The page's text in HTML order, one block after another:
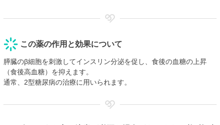
この薬の作用と効果について
膵臓のβ細胞を刺激してインスリン分泌を促し、食後の血糖の上昇
（食後高血糖）を抑えます。
通常、2型糖尿病の治療に用いられます。